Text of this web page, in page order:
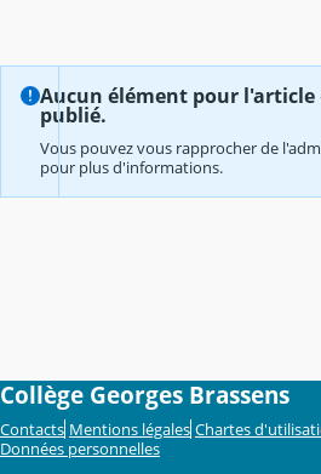
Aucun élément pour l'article
publié.
Vous pouvez vous rapprocher de
pour plus d'informations.
Collège Georges Brassens
Contacts Mentions légales Chartes
Données personnelles